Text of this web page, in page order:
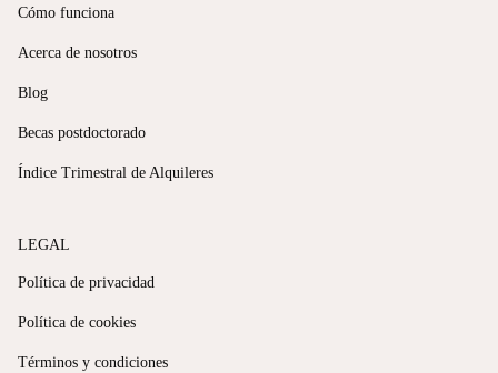
Cómo funciona
Acerca de nosotros
Blog
Becas postdoctorado
Índice Trimestral de Alquileres
LEGAL
Política de privacidad
Política de cookies
Términos y condiciones